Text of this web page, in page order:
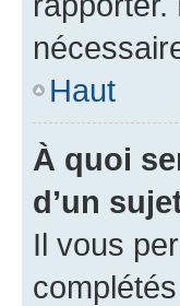
Haut
À quoi
d’un
Il vous